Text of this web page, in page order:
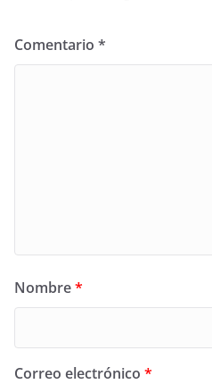
Comentario *
Nombre*
Correo electrónico *